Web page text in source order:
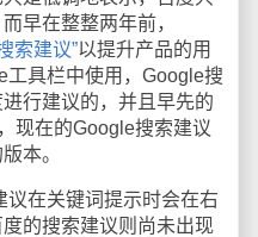
早在整整两年前，
索建议”以提升产品的用
工具栏中使用，Google搜
行建议的，并且早先的
现在的Google搜索建议
本。
在关键词提示时会在右
的搜索建议则尚未出现